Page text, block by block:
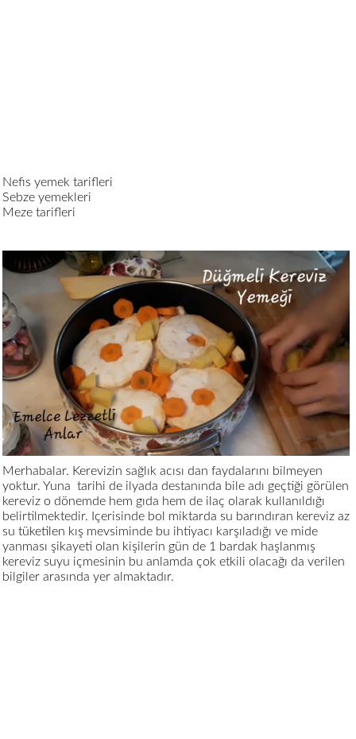
Nefis yemek tarifleri
Sebze yemekleri
Meze tarifleri
Merhabalar. Kerevizin sağlık acısı dan faydalarını bilmeyen
yoktur. Yuna tarihi de ilyada destanında bile adı geçtiği görülen
kereviz o dönemde hem gıda hem de ilaç olarak kullanıldığı
belirtilmektedir. Içerisinde bol miktarda su barındıran kereviz az
su tüketilen kış mevsiminde bu ihtiyacı karşıladığı ve mide
yanması şikayeti olan kişilerin gün de 1 bardak haşlanmış
kereviz suyu içmesinin bu anlamda çok etkili olacağı da verilen
bilgiler arasında yer almaktadır.